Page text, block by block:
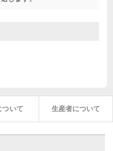
ついて 生産者について